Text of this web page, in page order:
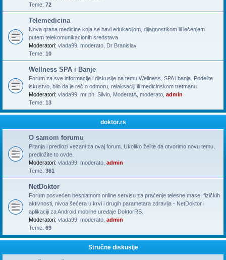
Teme: 72
Telemedicina
Nova grana medicine koja se bavi edukacijom, dijagnostikom ili lečenjem
putem telekomunikacionih sredstava
Moderatori: vlada99 moderato Dr Branislav
Teme: 10
Wellness SPA i Banje
Forum za sve informacije i diskusije na temu Wellness, SPA i banja. Podelite
iskustvo, bilo da je reč o odmoru, relaksaciji ili medicinskom tretmanu.
Moderatori: vlada99 mr ph. Silvio ModeratA moderato admin
Teme: 13
doktor.rs
O samom forumu
Pitanja i predlozi vezani za ovaj forum. Ukoliko želite da otvorimo novu temu,
predložite to ovde.
Moderatori: vlada99 moderato admin
Teme: 361
NetDoktor
Forum posvećen besplatnom online servisu za praćenje telesne mase, fizičkih
aktivnosti, nivoa šećera u krvi i drugih parametara zdravlja - NetDoktor i
aplikaciji za Android mobilne uređaje DoktorRS.
Moderatori: vlada99 moderato admin
Teme: 69
Stručne diskusije